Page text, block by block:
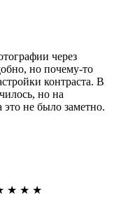
через
но почему-то
контраста. В
но на
это не было заметно.
★ ★ ★